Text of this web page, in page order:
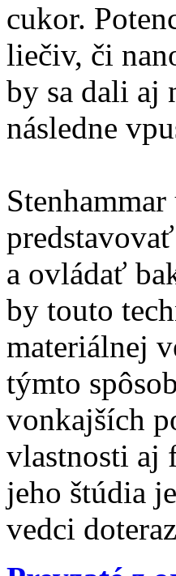
cukor.
liečiv, či
by sa dali aj
následne
a ovládať
by touto
materiálnej
týmto
vonkajších
vlastnosti aj
jeho štúdia
vedci